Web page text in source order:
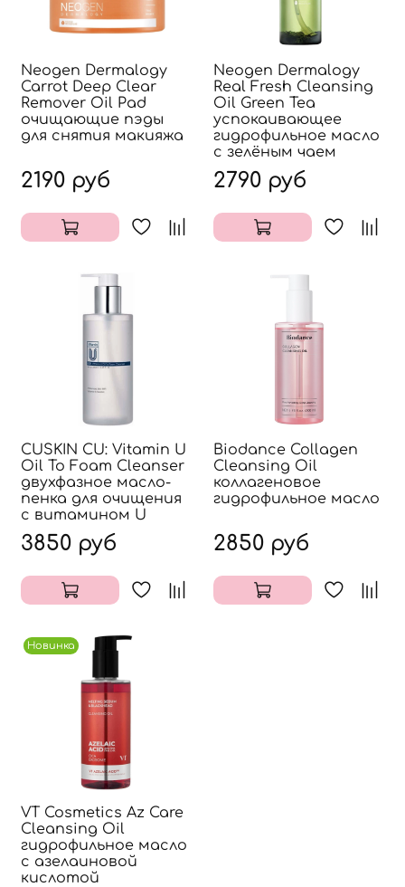
Neogen Dermalogy
Carrot Deep Clear
Remover Oil Pad
очищающие пэды
для снятия макияжа
2190 руб
Neogen Dermalogy
Real Fresh Cleansing
Oil Green Tea
успокаивающее
гидрофильное масло
с зелёным чаем
2790 руб
CUSKIN CU: Vitamin U
Oil To Foam Cleanser
двухфазное масло-
пенка для очищения
с витамином U
3850 руб
Biodance Collagen
Cleansing Oil
коллагеновое
гидрофильное масло
2850 руб
Новинка
VT Cosmetics Az Care
Cleansing Oil
гидрофильное масло
с азелаиновой
кислотой